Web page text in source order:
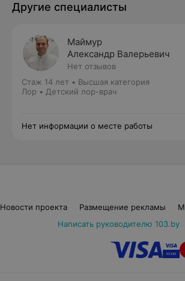
Другие специалисты
Маймур
Александр Валерьевич
Нет отзывов
Стаж 14 лет • Высшая категория
Лор • Детский лор-врач
Нет информации о месте работы
Новости проекта Размещение рекламы
Написать руководителю 103.by